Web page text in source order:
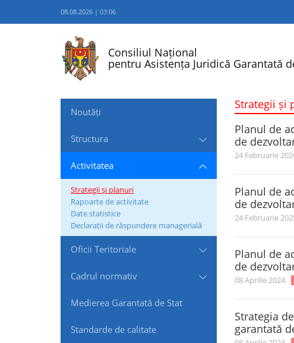
08.08.2026 | 03:06
Consiliul Național
pentru Asistența Juridică Garantată
Noutăți
Structura
Activitatea
Strategii și planuri
Rapoarte de activitate
Date statistice
Declarații de răspundere managerială
Oficii Teritoriale
Cadrul normativ
Medierea Garantată de Stat
Standarde de сalitate
Strategii și
Planul de
de
24 Februarie
Planul de
de
24 Februarie
Planul de
de
08 Aprilie 2024
Strategia
garantată